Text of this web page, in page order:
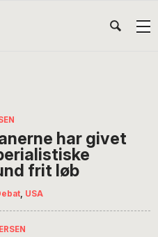
har givet
frit løb
, USA